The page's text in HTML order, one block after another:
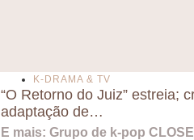
K-DRAMA & TV
“O Retorno do Juiz” estreia;
adaptação de…
E mais: Grupo de k-pop